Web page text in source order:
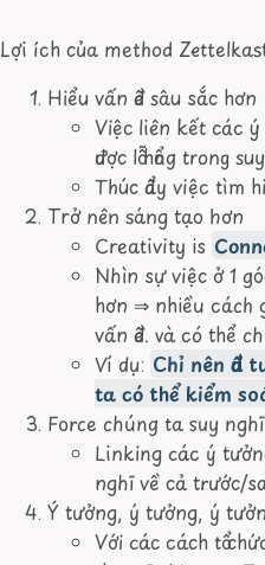
Lợi ích của method
Hiểu vấn đề sâu sắc hơn
Việc liên kết các
được lỗ hổng trong
Thúc đẩy việc tìm
Trở nên sáng tạo hơn
Creativity is
Nhìn sự việc ở 1
hơn ⇒ nhiều cách
vấn đề. và có thể
Ví dụ: Chỉ nên
ta có thể kiểm
Force chúng ta suy nghĩ
Linking các ý
nghĩ về cả trước/
Ý tưởng, ý tưởng, ý
Với các cách tổ